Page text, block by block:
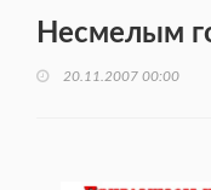
Несмелым
20.11.2007 00:00